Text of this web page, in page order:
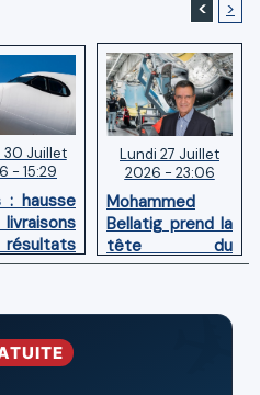
< >
30 Juillet
- 15:29
: hausse
Lundi 27 Juillet
2026 - 23:06
Mohammed
Bellatig prend la
tête du
Groupement
Marocaines